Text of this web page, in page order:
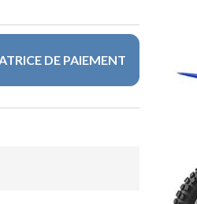
DE PAIEMENT